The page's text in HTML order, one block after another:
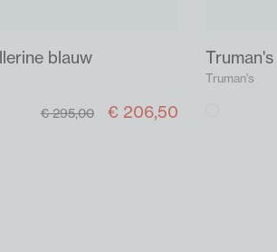
blauw
€ 295,00 € 206,50
Truman's